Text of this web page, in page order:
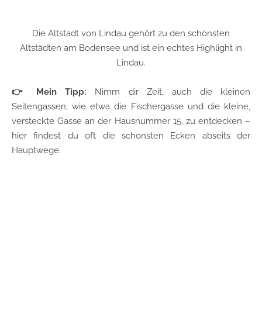
Die Altstadt von Lindau gehört zu den schönsten
Altstädten am Bodensee und ist ein echtes Highlight in
Lindau.
👉 Mein Tipp: Nimm dir Zeit, auch die kleinen
Seitengassen, wie etwa die Fischergasse und die kleine,
versteckte Gasse an der Hausnummer 15, zu entdecken –
hier findest du oft die schönsten Ecken abseits der
Hauptwege.